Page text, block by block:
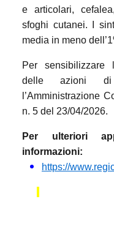
e articolari,
sfoghi cutanei. I
media in meno
Per sensibilizzare
delle azioni di
l’Amministrazione
n. 5 del 23/04/2026.
Per ulteriori
informazioni:
https://